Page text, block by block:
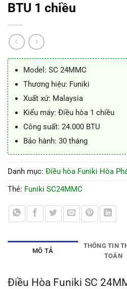
BTU 1 chiều
Model: SC 24MMC
Thương hiệu: Funiki
Xuất xứ: Malaysia
Kiểu máy: Điều hòa 1 chiều
Công suất: 24.000 BTU
Bảo hành: 30 tháng
Danh mục: Điều hòa Funiki Hòa
Thẻ: Funiki SC24MMC
MÔ TẢ
THÔNG TIN
TOÁN
Điều Hòa Funiki SC